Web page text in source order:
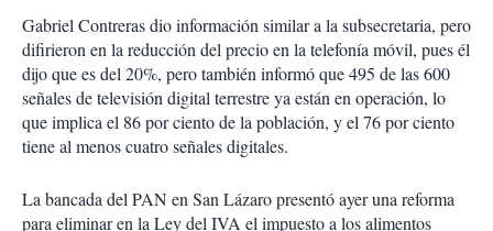
Gabriel Contreras dio información similar a la subsecretaria, pero
difirieron en la reducción del precio en la telefonía móvil, pues él
dijo que es del 20%, pero también informó que 495 de las 600
señales de televisión digital terrestre ya están en operación, lo
que implica el 86 por ciento de la población, y el 76 por ciento
tiene al menos cuatro señales digitales.
La bancada del PAN en San Lázaro presentó ayer una reforma
para eliminar en la Ley del IVA el impuesto a los alimentos